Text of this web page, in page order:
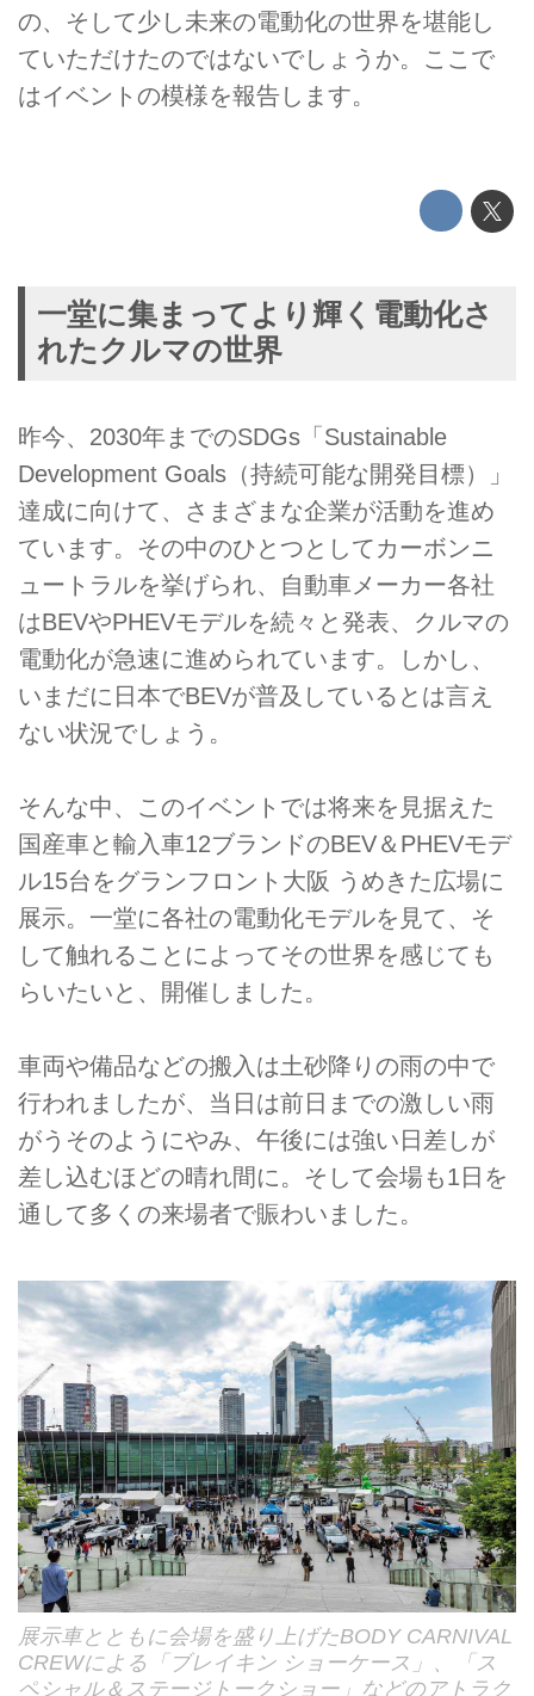
の、そして少し未来の電動化の世界を堪能し
ていただけたのではないでしょうか。ここで
はイベントの模様を報告します。
一堂に集まってより輝く電動化さ
れたクルマの世界
昨今、2030年までのSDGs「Sustainable
Development Goals（持続可能な開発目標）」
達成に向けて、さまざまな企業が活動を進め
ています。その中のひとつとしてカーボンニ
ュートラルを挙げられ、自動車メーカー各社
はBEVやPHEVモデルを続々と発表、クルマの
電動化が急速に進められています。しかし、
いまだに日本でBEVが普及しているとは言え
ない状況でしょう。
そんな中、このイベントでは将来を見据えた
国産車と輸入車12ブランドのBEV＆PHEVモデ
ル15台をグランフロント大阪 うめきた広場に
展示。一堂に各社の電動化モデルを見て、そ
して触れることによってその世界を感じても
らいたいと、開催しました。
車両や備品などの搬入は土砂降りの雨の中で
行われましたが、当日は前日までの激しい雨
がうそのようにやみ、午後には強い日差しが
差し込むほどの晴れ間に。そして会場も1日を
通して多くの来場者で賑わいました。
展示車とともに会場を盛り上げたBODY CARNIVAL
CREWによる「ブレイキン ショーケース」、「ス
ペシャル＆ステージトークショー」などのアトラク